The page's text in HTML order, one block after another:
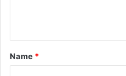
*
Name *